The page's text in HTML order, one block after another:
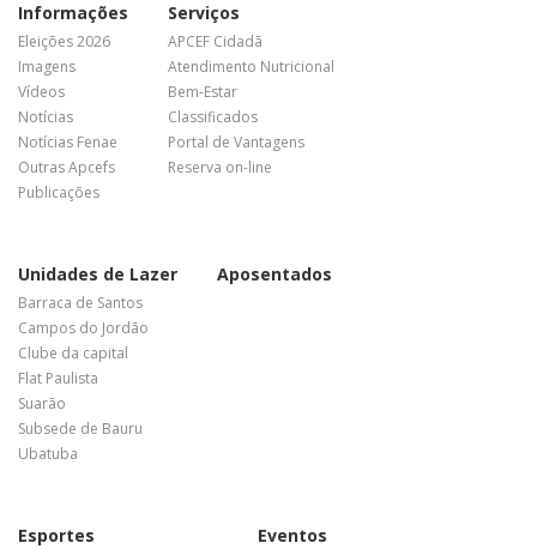
Informações
Eleições 2026
Imagens
Vídeos
Notícias
Notícias Fenae
Outras Apcefs
Publicações
Serviços
APCEF Cidadã
Atendimento Nutricional
Bem-Estar
Classificados
Portal de Vantagens
Reserva on-line
Unidades de Lazer
Barraca de Santos
Campos do Jordão
Clube da capital
Flat Paulista
Suarão
Subsede de Bauru
Ubatuba
Aposentados
Esportes Eventos